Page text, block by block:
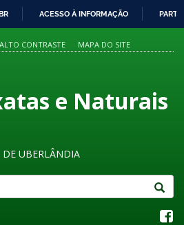
PARA
O
ACESSO À INFORMAÇÃO
ALTO CONTRASTE MAPA DO SITE
e Naturais
DE UBERLÂNDIA